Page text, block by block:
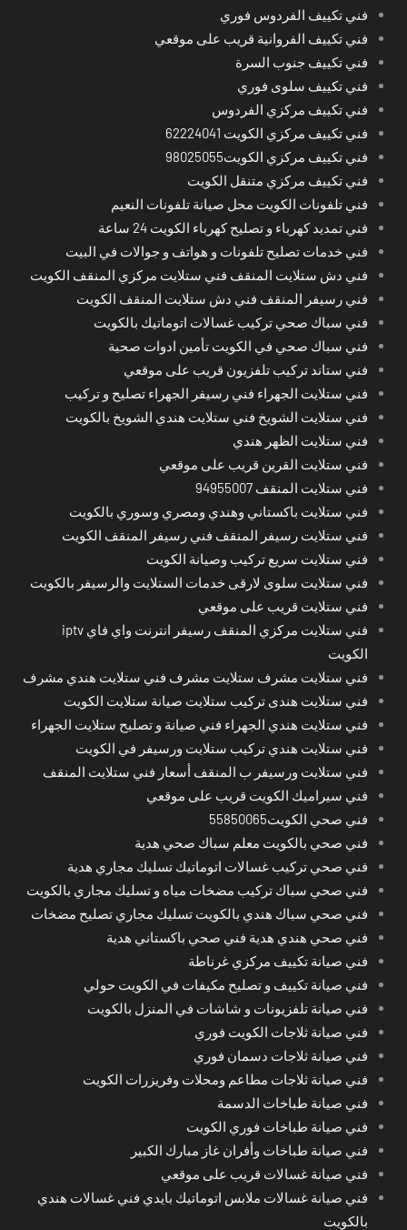
فني تكييف الفردوس فوري
فني تكييف الفروانية قريب على موقعي
فني تكييف جنوب السرة
فني تكييف سلوى فوري
فني تكييف مركزي الفردوس
فني تكييف مركزي الكويت 62224041
فني تكييف مركزي الكويت98025055
فني تكييف مركزي متنقل الكويت
فني تلفونات الكويت محل صيانة تلفونات النعيم
فني تمديد كهرباء و تصليح كهرباء الكويت 24 ساعة
فني خدمات تصليح تلفونات و هواتف و جوالات في البيت
فني دش ستلايت المنقف فني ستلايت مركزي المنقف الكويت
فني رسيفر المنقف فني دش ستلايت المنقف الكويت
فني سباك صحي تركيب غسالات اتوماتيك بالكويت
فني سباك صحي في الكويت تأمين ادوات صحية
فني ستاند تركيب تلفزيون قريب على موقعي
فني ستلايت الجهراء فني رسيفر الجهراء تصليح و تركيب
فني ستلايت الشويخ فني ستلايت هندي الشويخ بالكويت
فني ستلايت الظهر هندي
فني ستلايت القرين قريب على موقعي
فني ستلايت المنقف 94955007
فني ستلايت باكستاني وهندي ومصري وسوري بالكويت
فني ستلايت رسيفر المنقف فني رسيفر المنقف الكويت
فني ستلايت سريع تركيب وصيانة الكويت
فني ستلايت سلوى لارقى خدمات الستلايت والرسيفر بالكويت
فني ستلايت قريب على موقعي
فني ستلايت مركزي المنقف رسيفر انترنت واي فاي iptv
الكويت
فني ستلايت مشرف ستلايت مشرف فني ستلايت هندي مشرف
فني ستلايت هندى تركيب ستلايت صيانة ستلايت الكويت
فني ستلايت هندي الجهراء فني صيانة و تصليح ستلايت الجهراء
فني ستلايت هندي تركيب ستلايت ورسيفر في الكويت
فني ستلايت ورسيفر ب المنقف أسعار فني ستلايت المنقف
فني سيراميك الكويت قريب على موقعي
فني صحي الكويت55850065
فني صحي بالكويت معلم سباك صحي هدية
فني صحي تركيب غسالات اتوماتيك تسليك مجاري هدية
فني صحي سباك تركيب مضخات مياه و تسليك مجاري بالكويت
فني صحي سباك هندي بالكويت تسليك مجاري تصليح مضخات
فني صحي هندي هدية فني صحي باكستاني هدية
فني صيانة تكييف مركزي غرناطة
فني صيانة تكييف و تصليح مكيفات في الكويت حولي
فني صيانة تلفزيونات و شاشات في المنزل بالكويت
فني صيانة ثلاجات الكويت فوري
فني صيانة ثلاجات دسمان فوري
فني صيانة ثلاجات مطاعم ومحلات وفريزرات الكويت
فني صيانة طباخات الدسمة
فني صيانة طباخات فوري الكويت
فني صيانة طباخات وأفران غاز مبارك الكبير
فني صيانة غسالات قريب على موقعي
فني صيانة غسالات ملابس اتوماتيك بايدي فني غسالات هندي
بالكويت